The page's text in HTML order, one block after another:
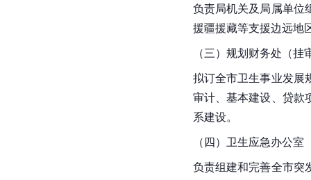
负责局机关及局属单位
援疆援藏等支援边远地
（三）规划财务处（挂
拟订全市卫生事业发展
审计、基本建设、贷款
系建设。
（四）卫生应急办公
负责组建和完善全市突